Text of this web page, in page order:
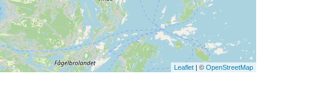
Leaflet | © OpenStreetMap